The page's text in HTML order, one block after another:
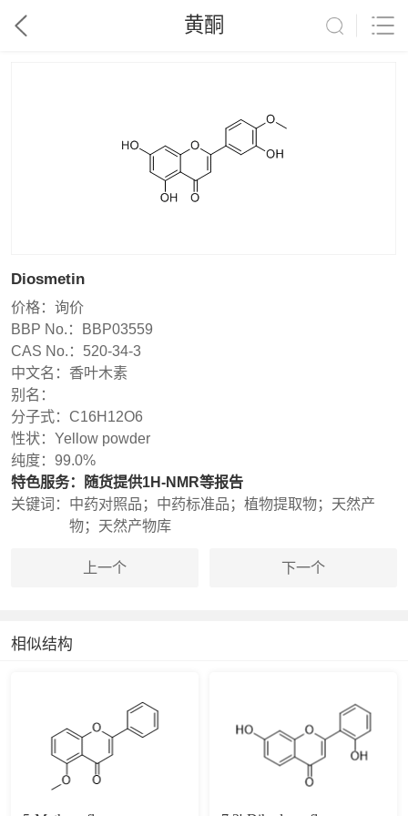
黄酮
Diosmetin
价格：询价
BBP No.： BBP03559
CAS No.： 520-34-3
中文名： 香叶木素
别名：
分子式：C16H12O6
性状：Yellow powder
纯度：99.0%
特色服务：
随货提供1H-NMR等报告
关键词： 中药对照品；中药标准品；植物提取物；天然产
物；天然产物库
上一个 下一个
相似结构